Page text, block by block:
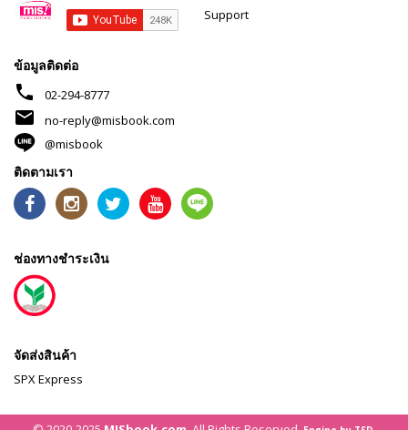
Support
ข้อมูลติดต่อ
phone 02-294-8777
mail
no-reply@misbook.com
@misbook
ติดตามเรา
ช่องทางชำระเงิน
จัดส่งสินค้า
SPX Express